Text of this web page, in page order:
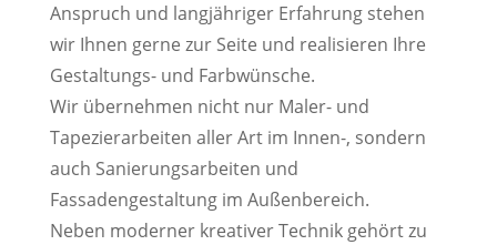
Anspruch und langjähriger Erfahrung stehen
wir Ihnen gerne zur Seite und realisieren Ihre
Gestaltungs- und Farbwünsche.
Wir übernehmen nicht nur Maler- und
Tapezierarbeiten aller Art im Innen-, sondern
auch Sanierungsarbeiten und
Fassadengestaltung im Außenbereich.
Neben moderner kreativer Technik gehört zu